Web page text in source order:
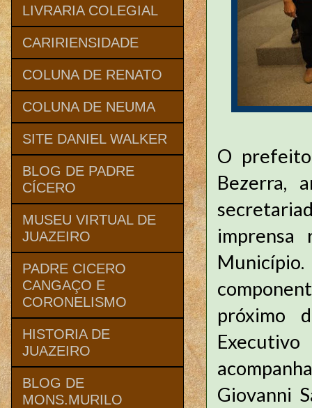
O
Bezerra,
imprensa
próximo
Giovanni
LIVRARIA COLEGIAL
CARIRIENSIDADE
COLUNA DE RENATO
COLUNA DE NEUMA
SITE DANIEL WALKER
BLOG DE PADRE
CÍCERO
MUSEU VIRTUAL DE
JUAZEIRO
PADRE CICERO
CANGAÇO E
CORONELISMO
HISTORIA DE
JUAZEIRO
BLOG DE
MONS.MURILO